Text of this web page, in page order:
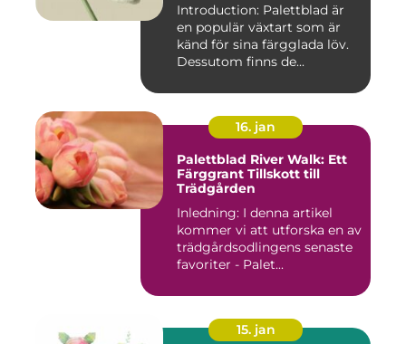
Introduction: Palettblad är
en populär växtart som är
känd för sina färgglada löv.
Dessutom finns de...
16. jan
Palettblad River Walk: Ett
Färggrant Tillskott till
Trädgården
Inledning: I denna artikel
kommer vi att utforska en av
trädgårdsodlingens senaste
favoriter - Palet...
15. jan